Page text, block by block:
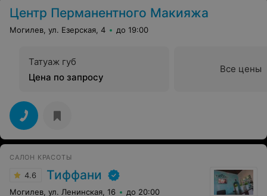
Центр Перманентного Макияжа
Могилев, ул. Езерская, 4 до 19:00
Татуаж губ
Цена по запросу
Все цены
САЛОН КРАСОТЫ
4.6 Тиффани
Могилев, ул. Ленинская, 16 до 20:00